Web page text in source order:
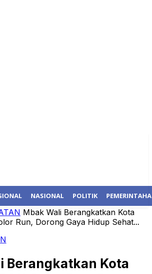
NASIONAL POLITIK
Mbak Wali Berangkatkan Kota
Run, Dorong Gaya Hidup Sehat...
Berangkatkan Kota